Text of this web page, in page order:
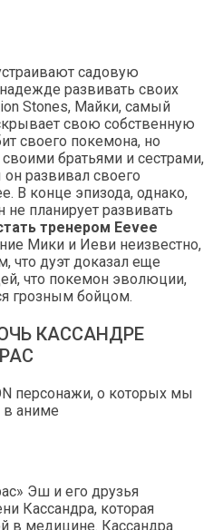
садовую
развивать своих
Stones, Майки, самый
свою собственную
своего покемона, но
своими братьями и сестрами,
он развивал своего
В конце эпизода, однако,
не планирует развивать
тренером Eevee
Мики и Иеви неизвестно,
что дуэт доказал еще
что покемон эволюции,
грозным бойцом.
КАССАНДРЕ
Эш и его друзья
Кассандра, которая
в ​​медицине. Кассандра